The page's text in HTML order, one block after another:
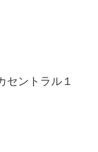
セントラル１